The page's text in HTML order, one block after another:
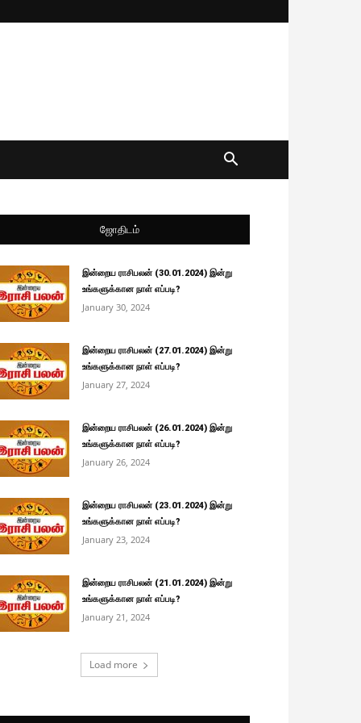
ஜோதிடம்
இன்றைய ராசிபலன் (30.01.2024) இன்று
உங்களுக்கான நாள் எப்படி?
January 30, 2024
இன்றைய ராசிபலன் (27.01.2024) இன்று
உங்களுக்கான நாள் எப்படி?
January 27, 2024
இன்றைய ராசிபலன் (26.01.2024) இன்று
உங்களுக்கான நாள் எப்படி?
January 26, 2024
இன்றைய ராசிபலன் (23.01.2024) இன்று
உங்களுக்கான நாள் எப்படி?
January 23, 2024
இன்றைய ராசிபலன் (21.01.2024) இன்று
உங்களுக்கான நாள் எப்படி?
January 21, 2024
Load more